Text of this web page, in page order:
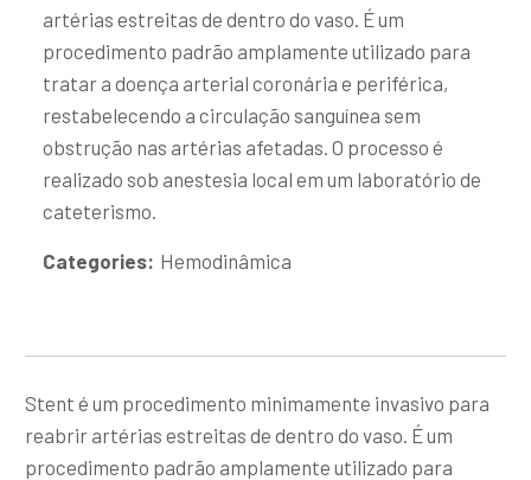
artérias estreitas de dentro do vaso. É um
procedimento padrão amplamente utilizado para
tratar a doença arterial coronária e periférica,
restabelecendo a circulação sanguínea sem
obstrução nas artérias afetadas. O processo é
realizado sob anestesia local em um laboratório de
cateterismo.
Categories: Hemodinâmica
Stent é um procedimento minimamente invasivo para
reabrir artérias estreitas de dentro do vaso. É um
procedimento padrão amplamente utilizado para